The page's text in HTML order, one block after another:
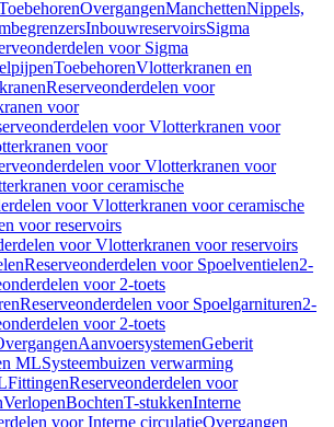
OvergangenManchettenNippels,
InbouwreservoirsSigma
voor Sigma
ToebehorenVlotterkranen en
Reserveonderdelen voor
voor
voor Vlotterkranen voor
voor
voor Vlotterkranen voor
voor ceramische
voor Vlotterkranen voor ceramische
voor reservoirs
voor Vlotterkranen voor reservoirs
Reserveonderdelen voor Spoelventielen2-
voor 2-toets
Reserveonderdelen voor Spoelgarnituren2-
voor 2-toets
AanvoersystemenGeberit
MLSysteembuizen verwarming
FittingenReserveonderdelen voor
VerlopenBochtenT-stukkenInterne
voor Interne circulatieOvergangen